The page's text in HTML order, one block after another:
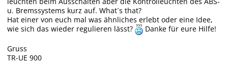
u. Bremssystems kurz auf. What´s that?
Hat einer von euch mal was ähnliches erlebt oder eine Idee,
wie sich das wieder regulieren lässt?
Danke für eure Hilfe!
Gruss
TR-UE 900